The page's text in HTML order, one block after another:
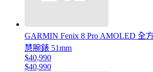
GARMIN Fenix 8 Pro AMOLED 全
慧腕錶 51mm
$40,990
$40,990